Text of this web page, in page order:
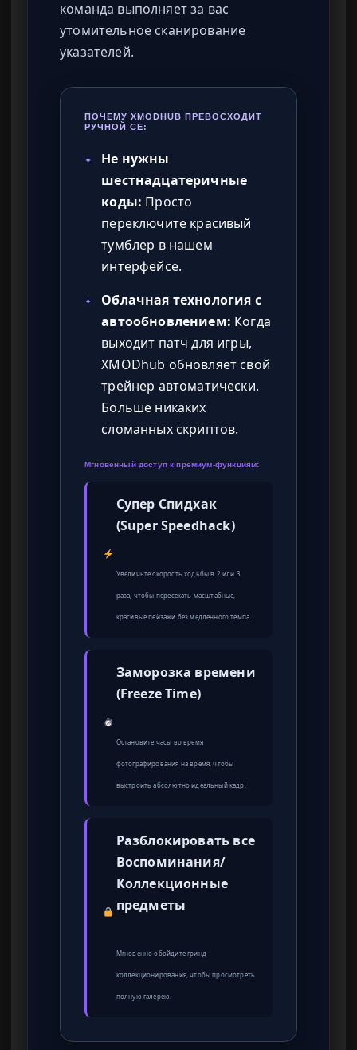
команда выполняет за вас
утомительное сканирование
указателей.
ПОЧЕМУ XMODHUB ПРЕВОСХОДИТ
РУЧНОЙ CE:
✦
Не нужны
шестнадцатеричные
коды: Просто
переключите красивый
тумблер в нашем
интерфейсе.
✦
Облачная технология с
автообновлением: Когда
выходит патч для игры,
XMODhub обновляет свой
трейнер автоматически.
Больше никаких
сломанных скриптов.
Мгновенный доступ к премиум-функциям:
Супер Спидхак
(Super Speedhack)
Увеличьте скорость ходьбы в 2 или 3
раза, чтобы пересекать масштабные,
красивые пейзажи без медленного темпа.
Заморозка времени
(Freeze Time)
Остановите часы во время
фотографирования на время, чтобы
выстроить абсолютно идеальный кадр.
Разблокировать все
Воспоминания/
Коллекционные
предметы
Мгновенно обойдите гринд
коллекционирования, чтобы просмотреть
полную галерею.